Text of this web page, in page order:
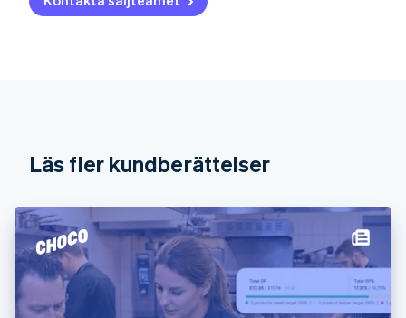
Läs fler kundberättelser
PortuguêsEnglish
English
Finland
English Svenska
Frankrike
Français English
Förenade Arabemiraten
English